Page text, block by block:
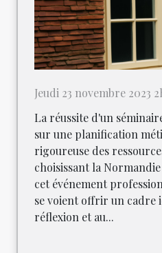
Jeudi 23 novembre 2023
La réussite d'un
sur une planification
rigoureuse des
choisissant la
cet événement
se voient offrir un cadre
réflexion et au...